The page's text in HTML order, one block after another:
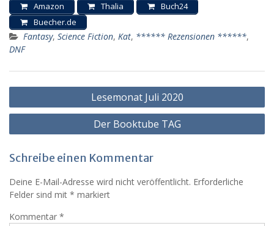
Amazon Thalia
Buch24
Buecher.de
Fantasy, Science Fiction, Kat, ****** Rezensionen ******,
DNF
Beitragsnavigation
Lesemonat Juli 2020
Der Booktube TAG
Schreibe einen Kommentar
Deine E-Mail-Adresse wird nicht veröffentlicht. Erforderliche
Felder sind mit * markiert
Kommentar *